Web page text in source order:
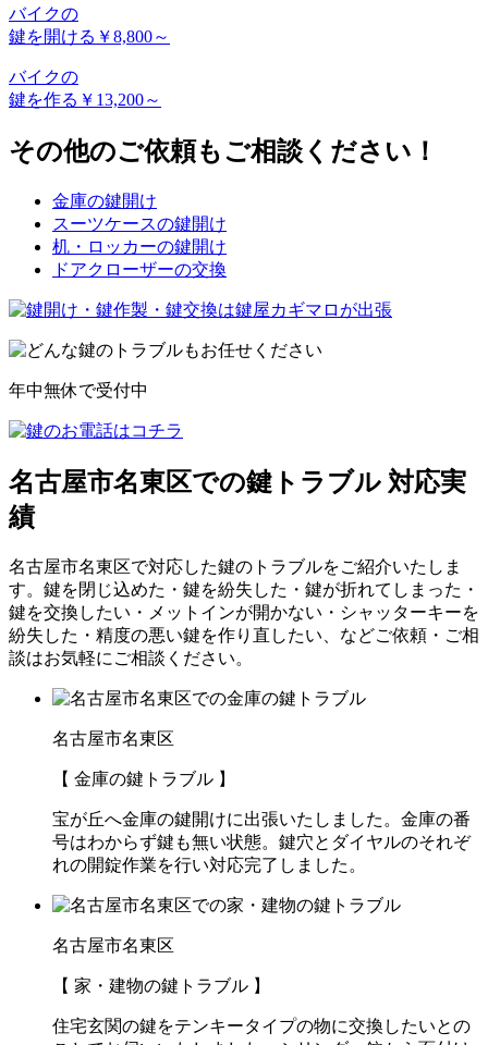
バイクの
鍵を開ける ￥8,800～
バイクの
鍵を作る ￥13,200～
その他のご依頼もご相談ください！
金庫の鍵開け
スーツケースの鍵開け
机・ロッカーの鍵開け
ドアクローザーの交換
年中無休で受付中
名古屋市名東区での鍵トラブル 対応実
績
名古屋市名東区で対応した鍵のトラブルをご紹介いたしま
す。鍵を閉じ込めた・鍵を紛失した・鍵が折れてしまった・
鍵を交換したい・メットインが開かない・シャッターキーを
紛失した・精度の悪い鍵を作り直したい、などご依頼・ご相
談はお気軽にご相談ください。
名古屋市名東区
【 金庫の鍵トラブル 】
宝が丘へ金庫の鍵開けに出張いたしました。金庫の番
号はわからず鍵も無い状態。鍵穴とダイヤルのそれぞ
れの開錠作業を行い対応完了しました。
名古屋市名東区
【 家・建物の鍵トラブル 】
住宅玄関の鍵をテンキータイプの物に交換したいとの